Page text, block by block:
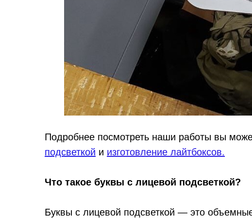
Подробнее посмотреть наши работы вы
подсветкой и изготовление лайтбоксов.
Что такое буквы с лицевой подсветкой?
Буквы с лицевой подсветкой — это